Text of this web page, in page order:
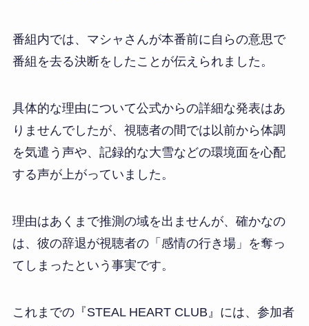
番組内では、マシャさんが本番前に自らの意思で
番組を去る決断をしたことが伝えられました。
具体的な理由について公式からの詳細な発表はあ
りませんでしたが、視聴者の間では以前から体調
を気遣う声や、記録的な大雪などの環境面を心配
する声が上がっていました。
理由はあくまで推測の域を出ませんが、確かなの
は、彼の辞退が視聴者の「感情の行き場」を奪っ
てしまったという事実です。
これまでの『STEAL HEART CLUB』には、参加者